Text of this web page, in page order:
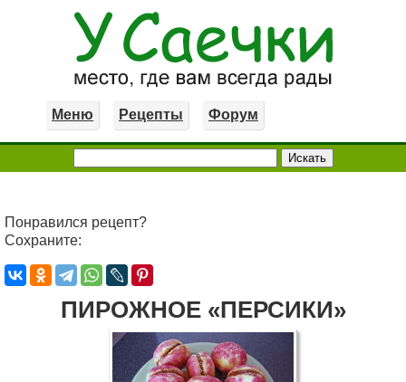
Меню Рецепты Форум
Понравился рецепт?
Сохраните:
ПИРОЖНОЕ «ПЕРСИКИ»